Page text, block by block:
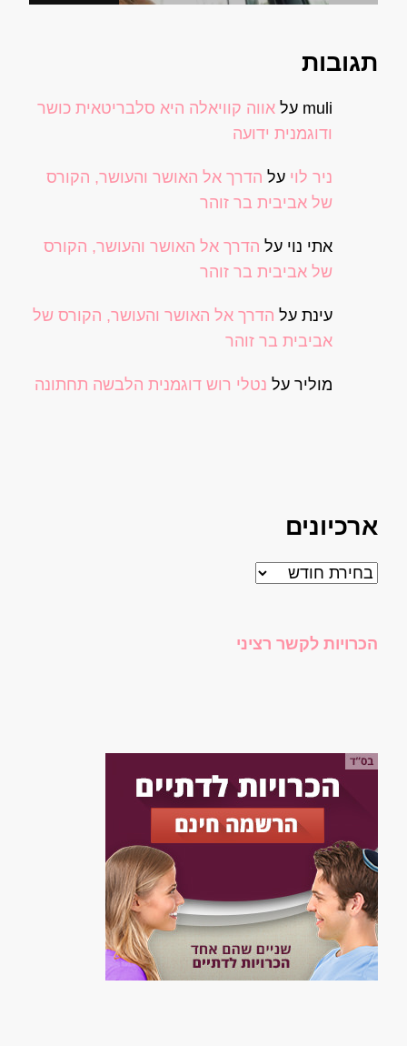
תגובות
muli על אווה קוויאלה היא סלבריטאית כושר
ודוגמנית ידועה
ניר לוי על הדרך אל האושר והעושר, הקורס
של אביבית בר זוהר
אתי נוי על הדרך אל האושר והעושר, הקורס
של אביבית בר זוהר
עינת על הדרך אל האושר והעושר, הקורס של
אביבית בר זוהר
מוליר על נטלי רוש דוגמנית הלבשה תחתונה
ארכיונים
ארכיונים
הכרויות לקשר רציני